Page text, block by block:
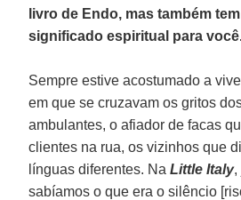
livro de Endo, mas também
significado espiritual para
Sempre estive acostumado a
em que se cruzavam os gritos
ambulantes, o afiador de facas
clientes na rua, os vizinhos que
línguas diferentes. NaLittle Italy,
sabíamos o que era o silêncio